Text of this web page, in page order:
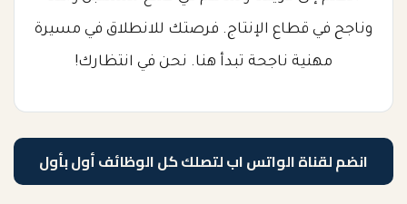
وناجح في قطاع الإنتاج. فرصتك للانطلاق في مسيرة
مهنية ناجحة تبدأ هنا. نحن في انتظارك!
انضم لقناة الواتس اب لتصلك كل الوظائف أول بأول